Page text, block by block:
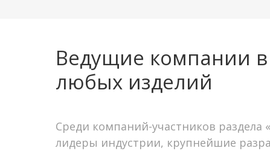
Ведущие компании
любых изделий
Среди компаний-участников
лидеры индустрии, крупнейшие